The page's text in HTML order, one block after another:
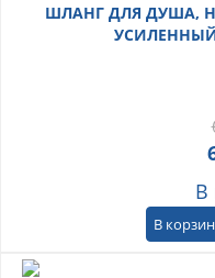
ШЛАНГ ДЛЯ ДУША,
УСИЛЕННЫЙ,
В
В